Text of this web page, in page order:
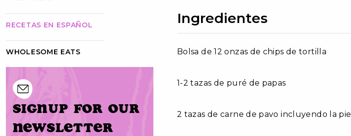
RECETAS EN ESPAÑOL
WHOLESOME EATS
Signup for our
newsletter
Ingredientes
Bolsa de 12 onzas de chips de tortilla
1-2 tazas de puré de papas
2 tazas de carne de pavo incluyendo la piel